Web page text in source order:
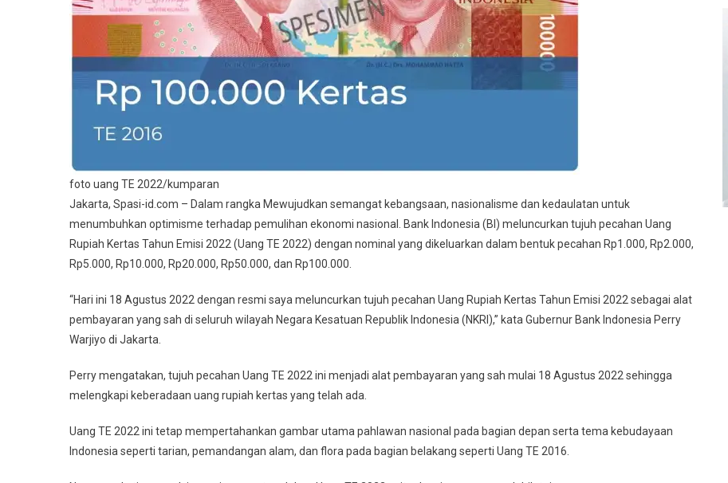
Emisi
2022
foto uang TE 2022/kumparan
Jakarta, Spasi-id.com – Dalam rangka Mewujudkan semangat kebangsaan, nasionalisme dan kedaulatan untuk
menumbuhkan optimisme terhadap pemulihan ekonomi nasional. Bank Indonesia (BI) meluncurkan tujuh pecahan Uang
Rupiah Kertas Tahun Emisi 2022 (Uang TE 2022) dengan nominal yang dikeluarkan dalam bentuk pecahan Rp1.000, Rp2.000,
Rp5.000, Rp10.000, Rp20.000, Rp50.000, dan Rp100.000.
“Hari ini 18 Agustus 2022 dengan resmi saya meluncurkan tujuh pecahan Uang Rupiah Kertas Tahun Emisi 2022 sebagai alat
pembayaran yang sah di seluruh wilayah Negara Kesatuan Republik Indonesia (NKRI),” kata Gubernur Bank Indonesia Perry
Warjiyo di Jakarta.
Perry mengatakan, tujuh pecahan Uang TE 2022 ini menjadi alat pembayaran yang sah mulai 18 Agustus 2022 sehingga
melengkapi keberadaan uang rupiah kertas yang telah ada.
Uang TE 2022 ini tetap mempertahankan gambar utama pahlawan nasional pada bagian depan serta tema kebudayaan
Indonesia seperti tarian, pemandangan alam, dan flora pada bagian belakang seperti Uang TE 2016.